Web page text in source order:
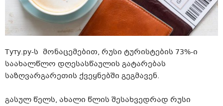
Туту.ру-ს მონაცემებით, რუსი ტურისტების 73%-ი
საახალწლო დღესასწაულის გატარებას
საზღვარგარეთის ქვეყნებში გეგმავენ.
გასულ წელს, ახალი წლის შესახვედრად რუსი